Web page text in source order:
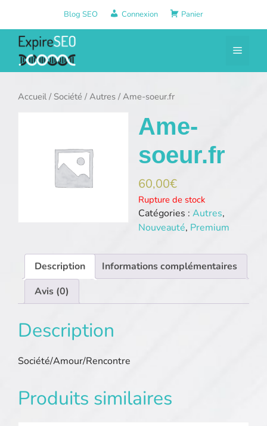
contenu
Blog SEO Connexion Panier
Menu
Accueil/ Société /Autres / Ame-soeur.fr
Ame-
soeur.fr
60,00€
Rupture de stock
Catégories : Autres,
Nouveauté, Premium
Description
Informations complémentaires
Avis (0)
Description
Société/Amour/Rencontre
Produits similaires